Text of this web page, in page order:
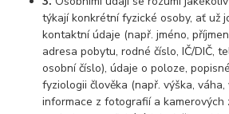
týkají konkrétní fyzické osoby, ať už
kontaktní údaje (např. jméno,
adresa pobytu, rodné číslo, IČ/DIČ,
osobní číslo), údaje o poloze,
fyziologii člověka (např. výška,
informace z fotografií a kamerových